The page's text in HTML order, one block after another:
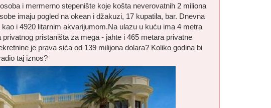
i mermerno stepenište koje košta neverovatnih 2 miliona
imaju pogled na okean i džakuzi, 17 kupatila, bar. Dnevna
i 4920 litarnim akvarijumom.Na ulazu u kuću ima 4 metra
pristaništa za mega - jahte i 465 metara privatne
je prava sića od 139 milijona dolara? Koliko godina bi
taj iznos?